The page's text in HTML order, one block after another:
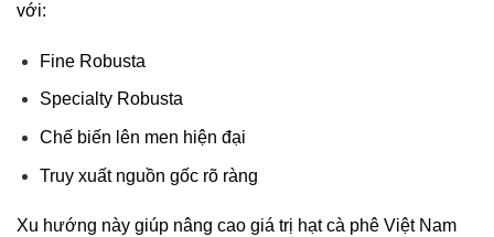
với:
Fine Robusta
Specialty Robusta
Chế biến lên men hiện đại
Truy xuất nguồn gốc rõ ràng
Xu hướng này giúp nâng cao giá trị hạt cà phê Việt Nam